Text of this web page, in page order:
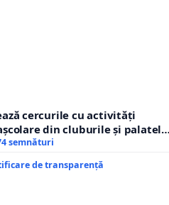
cercurile cu activități
din cluburile și palatele
semnături
de transparență